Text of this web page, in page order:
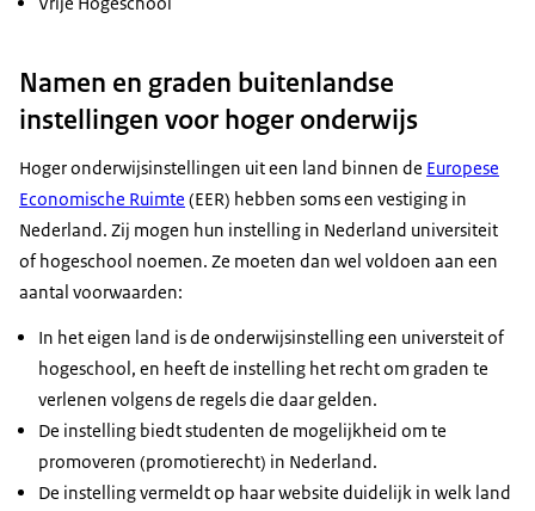
Namen en graden buitenlandse
instellingen voor hoger onderwijs
Hoger onderwijsinstellingen uit een land binnen de Europese
Economische Ruimte (EER) hebben soms een vestiging in
Nederland. Zij mogen hun instelling in Nederland universiteit
of hogeschool noemen. Ze moeten dan wel voldoen aan een
aantal voorwaarden:
In het eigen land is de onderwijsinstelling een universteit of
hogeschool, en heeft de instelling het recht om graden te
verlenen volgens de regels die daar gelden.
De instelling biedt studenten de mogelijkheid om te
promoveren (promotierecht) in Nederland.
De instelling vermeldt op haar website duidelijk in welk land